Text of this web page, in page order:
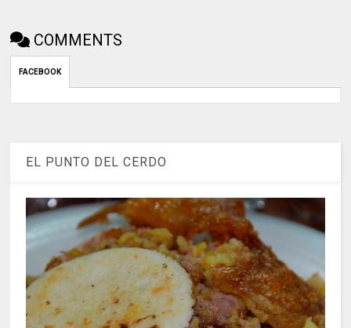
COMMENTS
FACEBOOK
EL PUNTO DEL CERDO